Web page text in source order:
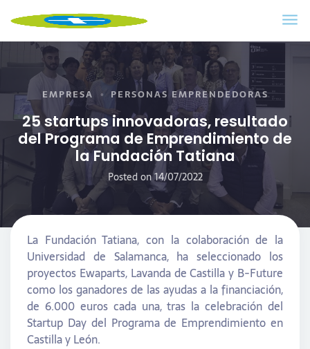
EMPRESA PERSONAS EMPRENDEDORAS
25 startups innovadoras, resultado
del Programa de Emprendimiento de
la Fundación Tatiana
Posted on14/07/2022
La Fundación Tatiana, con la colaboración de la
Universidad de Salamanca, ha seleccionado los
proyectos Ewaparts, Lavanda de Castilla y B-Future
como los ganadores de las ayudas a la financiación,
de 6.000 euros cada una, tras la celebración del
Startup Day del Programa de Emprendimiento en
Castilla y León.